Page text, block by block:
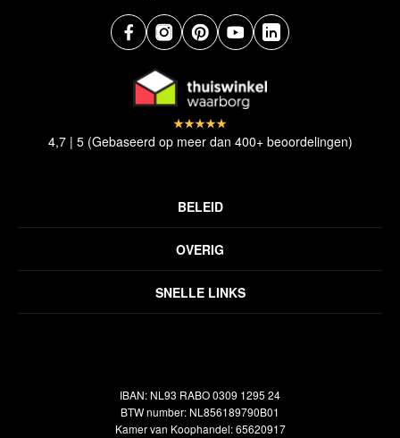
SNELLE LINKS
OVERIG
Inspiratie
Veelgestelde vragen
BELEID
Disclaimer
Verzendbeleid
4,7 | 5 (Gebaseerd op meer dan 400+ beoordelingen)
IBAN: NL93 RABO 0309 1295 24
BTW number: NL856189790B01
Kamer van Koophandel: 65620917